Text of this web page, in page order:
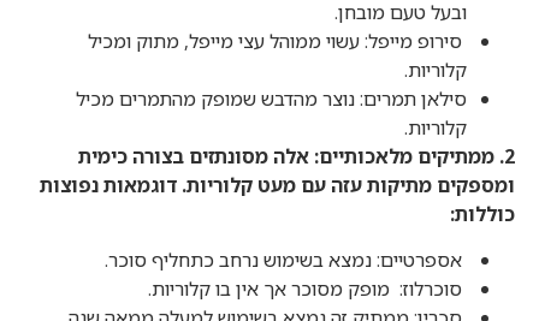
ובעל טעם מובחן.
סירופ מייפל: עשוי ממוהל עצי מייפל, מתוק ומכיל
קלוריות.
סילאן תמרים: נוצר מהדבש שמופק מהתמרים מכיל
קלוריות.
2. ממתיקים מלאכותיים: אלה מסונתזים בצורה כימית
ומספקים מתיקות עזה עם מעט קלוריות. דוגמאות נפוצות
כוללות:
אספרטיים: נמצא בשימוש נרחב כתחליף סוכר.
סוכרלוז: מופק מסוכר אך אין בו קלוריות.